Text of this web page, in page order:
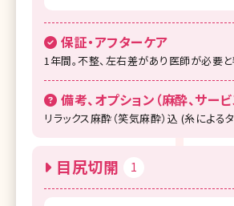
湘南美容クリニック 浜松院
湘南美容クリニック 富山院
湘南美容クリニック 広島院
湘南美容クリニック 高松院
湘南美容クリニック 高知院
湘南美容クリニック 京都駅ビ
保証・アフターケア
1年間。不整、左右差があり医師が必要
備考、オプション（麻酔、サービ
リラックス麻酔（笑気麻酔）込 (糸による
目尻切開 1